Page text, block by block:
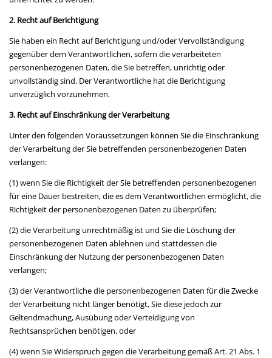
2. Recht auf Berichtigung
Sie haben ein Recht auf Berichtigung und/oder Vervollständigung
gegenüber dem Verantwortlichen, sofern die verarbeiteten
personenbezogenen Daten, die Sie betreffen, unrichtig oder
unvollständig sind. Der Verantwortliche hat die Berichtigung
unverzüglich vorzunehmen.
3. Recht auf Einschränkung der Verarbeitung
Unter den folgenden Voraussetzungen können Sie die Einschränkung
der Verarbeitung der Sie betreffenden personenbezogenen Daten
verlangen:
(1) wenn Sie die Richtigkeit der Sie betreffenden personenbezogenen
für eine Dauer bestreiten, die es dem Verantwortlichen ermöglicht, die
Richtigkeit der personenbezogenen Daten zu überprüfen;
(2) die Verarbeitung unrechtmäßig ist und Sie die Löschung der
personenbezogenen Daten ablehnen und stattdessen die
Einschränkung der Nutzung der personenbezogenen Daten
verlangen;
(3) der Verantwortliche die personenbezogenen Daten für die Zwecke
der Verarbeitung nicht länger benötigt, Sie diese jedoch zur
Geltendmachung, Ausübung oder Verteidigung von
Rechtsansprüchen benötigen, oder
(4) wenn Sie Widerspruch gegen die Verarbeitung gemäß Art. 21 Abs. 1